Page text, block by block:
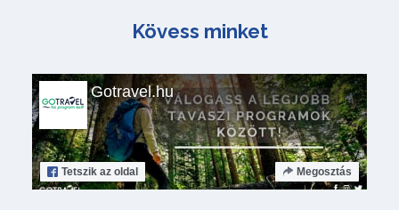
Kövess minket
Gotravel.hu
Tetszik az oldal Megosztás